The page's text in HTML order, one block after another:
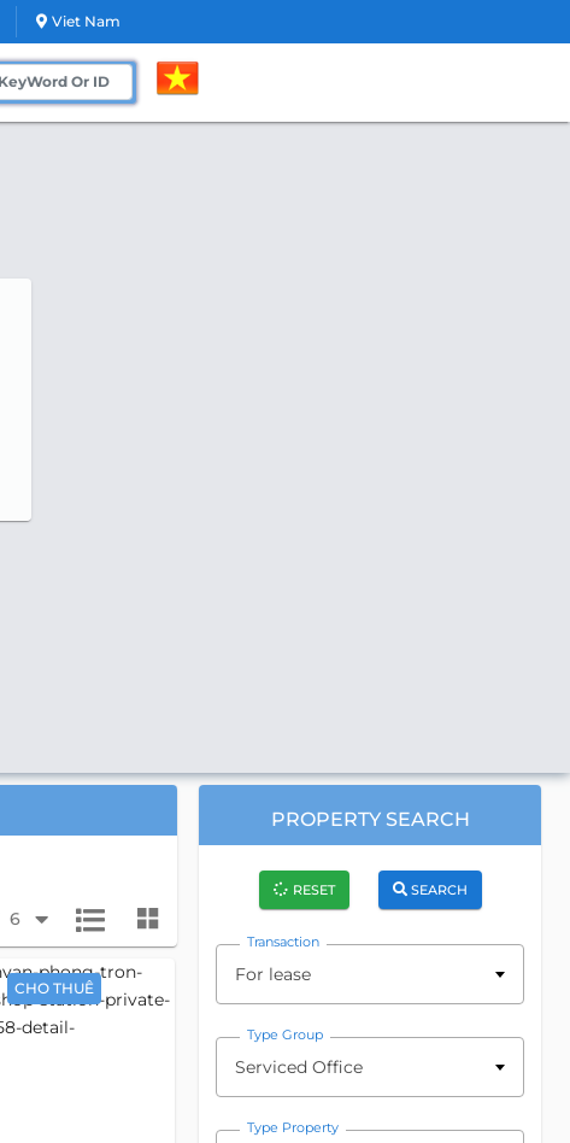
Viet Nam
6
CHO THUÊ
PROPERTY SEARCH
RESET SEARCH
Transaction
For lease
Type Group
Serviced Office
Type Property